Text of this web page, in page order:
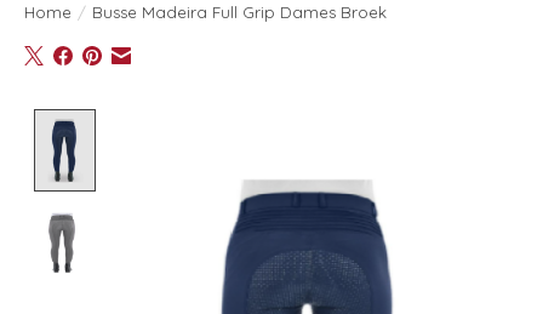
Home / Busse Madeira Full Grip Dames Broek